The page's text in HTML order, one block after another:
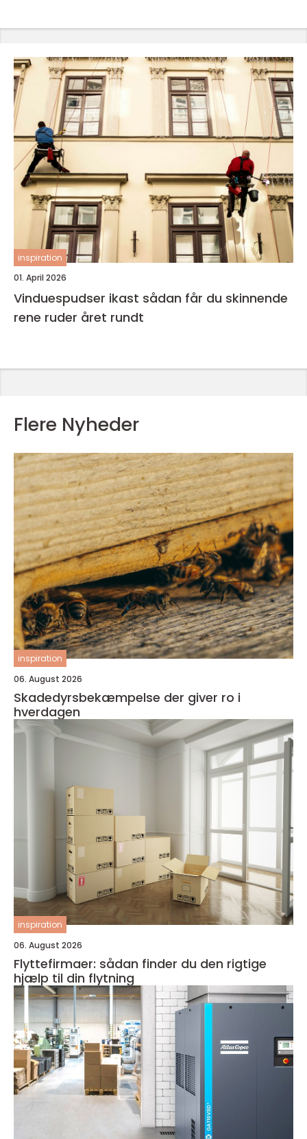
inspiration
01. April 2026
Vinduespudser ikast sådan får du skinnende
rene ruder året rundt
Flere Nyheder
inspiration
06. August 2026
Skadedyrsbekæmpelse der giver ro i
hverdagen
inspiration
06. August 2026
Flyttefirmaer: sådan finder du den rigtige
hjælp til din flytning